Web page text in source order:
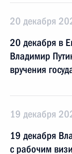
20 декабря
20 декабря в
Владимир
вручения
19 декабря
19 декабря
с рабочим